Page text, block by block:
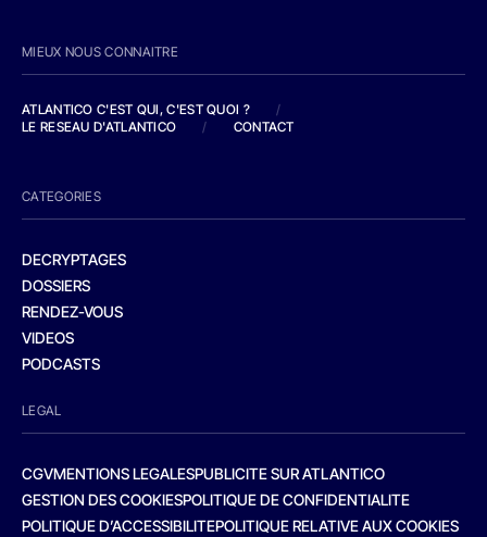
MIEUX NOUS CONNAITRE
ATLANTICO C'EST QUI, C'EST QUOI ?
/
LE RESEAU D'ATLANTICO
/ CONTACT
CATEGORIES
DECRYPTAGES
DOSSIERS
RENDEZ-VOUS
VIDEOS
PODCASTS
LEGAL
CGVMENTIONS LEGALESPUBLICITE SUR ATLANTICO
GESTION DES COOKIESPOLITIQUE DE CONFIDENTIALITE
POLITIQUE D’ACCESSIBILITEPOLITIQUE RELATIVE AUX COOKIES